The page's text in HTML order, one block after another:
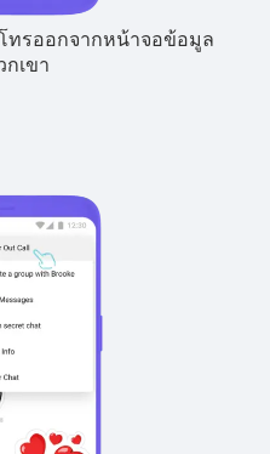
ทรออกจากหน้าจอข้อมูล
เขา